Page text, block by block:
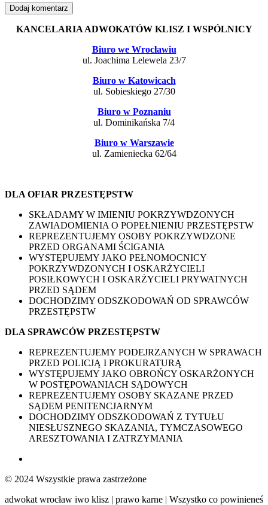
KANCELARIA ADWOKATÓW KLISZ I WSPÓLNICY
Biuro we Wrocławiu
ul. Joachima Lelewela 23/7
Biuro w Katowicach
ul. Sobieskiego 27/30
Biuro w Poznaniu
ul. Dominikańska 7/4
Biuro w Warszawie
ul. Zamieniecka 62/64
DLA OFIAR PRZESTĘPSTW
SKŁADAMY W IMIENIU POKRZYWDZONYCH
ZAWIADOMIENIA O POPEŁNIENIU PRZESTĘPSTW
REPREZENTUJEMY OSOBY POKRZYWDZONE
PRZED ORGANAMI ŚCIGANIA
WYSTĘPUJEMY JAKO PEŁNOMOCNICY
POKRZYWDZONYCH I OSKARŻYCIELI
POSIŁKOWYCH I OSKARŻYCIELI PRYWATNYCH
PRZED SĄDEM
DOCHODZIMY ODSZKODOWAŃ OD SPRAWCÓW
PRZESTĘPSTW
DLA SPRAWCÓW PRZESTĘPSTW
REPREZENTUJEMY PODEJRZANYCH W SPRAWACH
PRZED POLICJĄ I PROKURATURĄ
WYSTĘPUJEMY JAKO OBROŃCY OSKARŻONYCH
W POSTĘPOWANIACH SĄDOWYCH
REPREZENTUJEMY OSOBY SKAZANE PRZED
SĄDEM PENITENCJARNYM
DOCHODZIMY ODSZKODOWAŃ Z TYTUŁU
NIESŁUSZNEGO SKAZANIA, TYMCZASOWEGO
ARESZTOWANIA I ZATRZYMANIA
© 2024 Wszystkie prawa zastrzeżone
adwokat wrocław iwo klisz | prawo karne | Wszystko co powinieneś